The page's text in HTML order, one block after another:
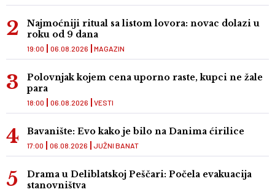
Najmoćniji ritual sa listom lovora: novac dolazi u
roku od 9 dana
MAGAZIN
19:00 06.08.2026
Polovnjak kojem cena uporno raste, kupci ne žale
para
VESTI
18:00 06.08.2026
Bavanište: Evo kako je bilo na Danima ćirilice
JUŽNI BANAT
17:00 06.08.2026
Drama u Deliblatskoj Peščari: Počela evakuacija
stanovništva